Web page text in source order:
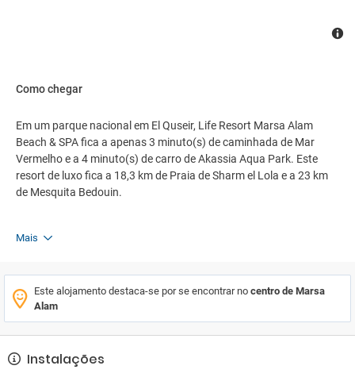
Como chegar
Em um parque nacional em El Quseir, Life Resort Marsa Alam
Beach & SPA fica a apenas 3 minuto(s) de caminhada de Mar
Vermelho e a 4 minuto(s) de carro de Akassia Aqua Park. Este
resort de luxo fica a 18,3 km de Praia de Sharm el Lola e a 23 km
de Mesquita Bedouin.
Mais
Este alojamento destaca-se por se encontrar no centro de Marsa
Alam
Instalações